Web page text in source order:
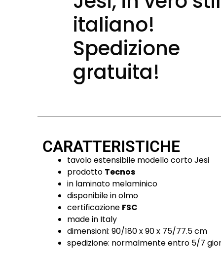
italiano!
Spedizione
gratuita!
CARATTERISTICHE
tavolo estensibile modello corto Jesi
prodotto Tecnos
in laminato melaminico
disponibile in olmo
certificazione FSC
made in Italy
dimensioni: 90/180 x 90 x 75/77.5 cm
spedizione: normalmente entro 5/7